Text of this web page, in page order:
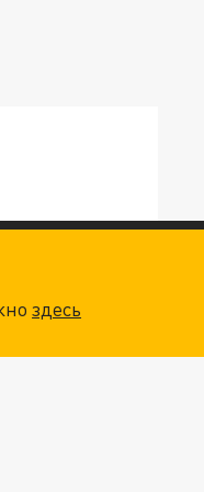
ДРОНЫ"
здесь